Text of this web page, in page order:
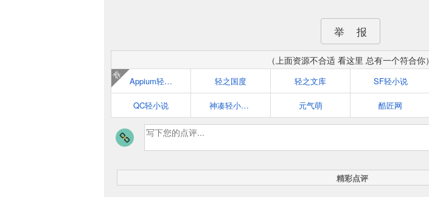
举 报
（上面资源不合适 看这里 总有一个符合你）
Appium轻小说
荐
轻之国度 轻之文库 SF轻小说
QC轻小说 神凑轻小说文库 元气萌 酷匠网
精彩点评